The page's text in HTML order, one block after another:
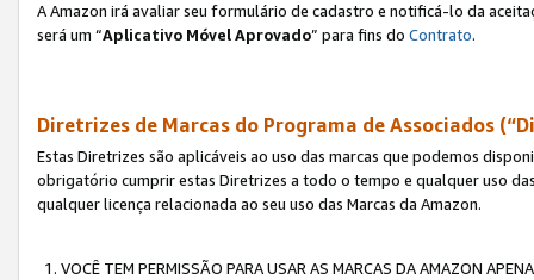
A Amazon irá avaliar seu formulário de cadastro e notificá-lo da
será um “Aplicativo Móvel Aprovado” para fins do Contrato.
Diretrizes de Marcas do Programa de Associados
Estas Diretrizes são aplicáveis ao uso das marcas que podemos
obrigatório cumprir estas Diretrizes a todo o tempo e qualquer uso
qualquer licença relacionada ao seu uso das Marcas da Amazon.
1. VOCÊ TEM PERMISSÃO PARA USAR AS MARCAS DA AMAZON